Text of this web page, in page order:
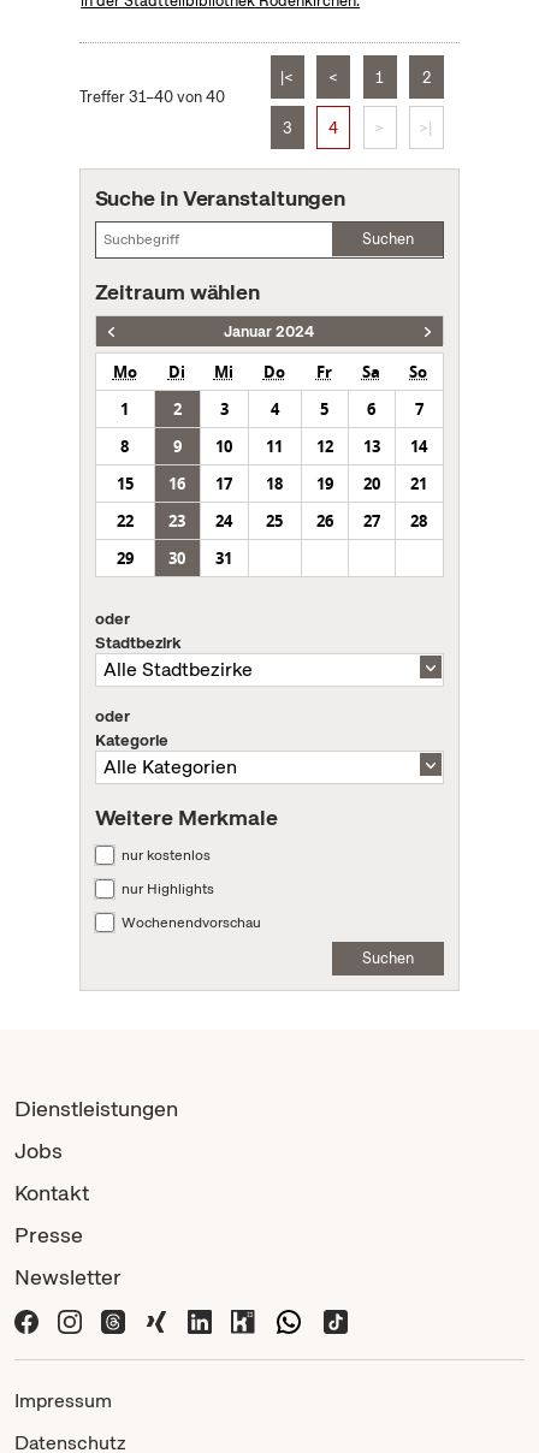
Treffer 31–40 von 40
|< < 1 2
3 4 > >|
Suche in Veranstaltungen
Suchen
Zeitraum wählen
Januar 2024
Mo Di Mi Do Fr Sa
So
1
2 3 4 5 6
7
8
9 10 11 12 13
14
15
16 17 18 19 20
21
22
23 24 25 26 27
28
29
30 31
oder
Stadtbezirk
oder
Kategorie
Weitere Merkmale
nur kostenlos
nur Highlights
Wochenendvorschau
Suchen
Dienstleistungen
Jobs
Kontakt
Presse
Newsletter
Impressum
Datenschutz